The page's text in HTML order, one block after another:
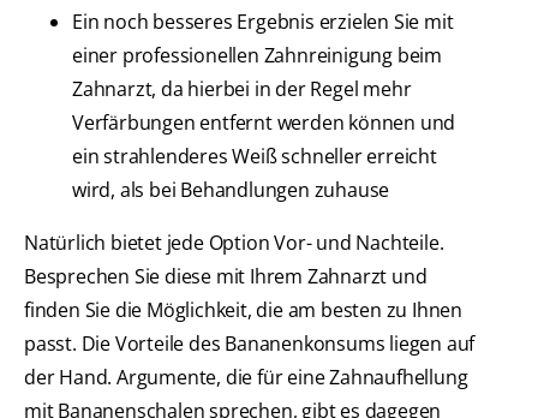
Ein noch besseres Ergebnis erzielen Sie mit
einer professionellen Zahnreinigung beim
Zahnarzt, da hierbei in der Regel mehr
Verfärbungen entfernt werden können und
ein strahlenderes Weiß schneller erreicht
wird, als bei Behandlungen zuhause
Natürlich bietet jede Option Vor- und Nachteile.
Besprechen Sie diese mit Ihrem Zahnarzt und
finden Sie die Möglichkeit, die am besten zu Ihnen
passt. Die Vorteile des Bananenkonsums liegen auf
der Hand. Argumente, die für eine Zahnaufhellung
mit Bananenschalen sprechen, gibt es dagegen